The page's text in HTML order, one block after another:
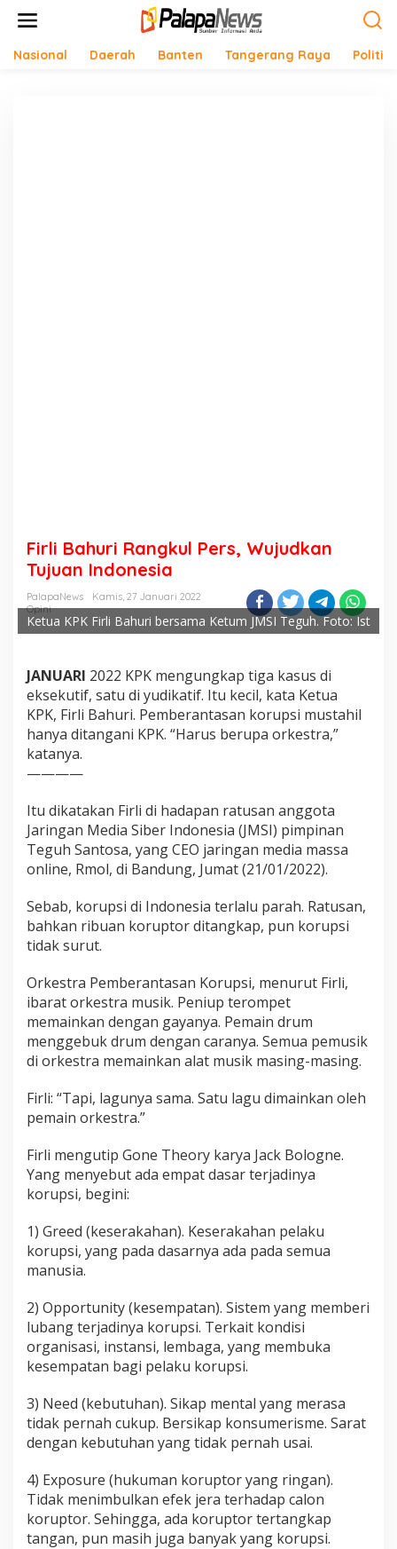
Nasional Daerah Banten Tangerang Raya Politik
Firli Bahuri Rangkul Pers, Wujudkan
Tujuan Indonesia
PalapaNews
Kamis, 27 Januari 2022
Opini
Ketua KPK Firli Bahuri bersama Ketum JMSI Teguh. Foto: Ist
JANUARI 2022 KPK mengungkap tiga kasus di
eksekutif, satu di yudikatif. Itu kecil, kata Ketua
KPK, Firli Bahuri. Pemberantasan korupsi mustahil
hanya ditangani KPK. “Harus berupa orkestra,”
katanya.
————
Itu dikatakan Firli di hadapan ratusan anggota
Jaringan Media Siber Indonesia (JMSI) pimpinan
Teguh Santosa, yang CEO jaringan media massa
online, Rmol, di Bandung, Jumat (21/01/2022).
Sebab, korupsi di Indonesia terlalu parah. Ratusan,
bahkan ribuan koruptor ditangkap, pun korupsi
tidak surut.
Orkestra Pemberantasan Korupsi, menurut Firli,
ibarat orkestra musik. Peniup terompet
memainkan dengan gayanya. Pemain drum
menggebuk drum dengan caranya. Semua pemusik
di orkestra memainkan alat musik masing-masing.
Firli: “Tapi, lagunya sama. Satu lagu dimainkan oleh
pemain orkestra.”
Firli mengutip Gone Theory karya Jack Bologne.
Yang menyebut ada empat dasar terjadinya
korupsi, begini:
1) Greed (keserakahan). Keserakahan pelaku
korupsi, yang pada dasarnya ada pada semua
manusia.
2) Opportunity (kesempatan). Sistem yang memberi
lubang terjadinya korupsi. Terkait kondisi
organisasi, instansi, lembaga, yang membuka
kesempatan bagi pelaku korupsi.
3) Need (kebutuhan). Sikap mental yang merasa
tidak pernah cukup. Bersikap konsumerisme. Sarat
dengan kebutuhan yang tidak pernah usai.
4) Exposure (hukuman koruptor yang ringan).
Tidak menimbulkan efek jera terhadap calon
koruptor. Sehingga, ada koruptor tertangkap
tangan, pun masih juga banyak yang korupsi.